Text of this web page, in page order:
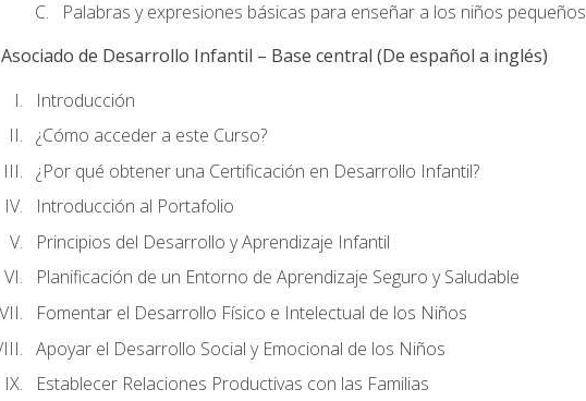
Palabras y expresiones básicas para enseñar a los niños pequeños
Asociado de Desarrollo Infantil – Base central (De español a inglés)
Introducción
¿Cómo acceder a este Curso?
¿Por qué obtener una Certificación en Desarrollo Infantil?
Introducción al Portafolio
Principios del Desarrollo y Aprendizaje Infantil
Planificación de un Entorno de Aprendizaje Seguro y Saludable
Fomentar el Desarrollo Físico e Intelectual de los Niños
Apoyar el Desarrollo Social y Emocional de los Niños
Establecer Relaciones Productivas con las Familias